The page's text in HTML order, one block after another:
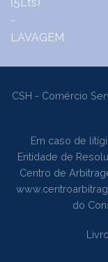
CSH - Comércio
Em caso de
Entidade de
Centro de
do